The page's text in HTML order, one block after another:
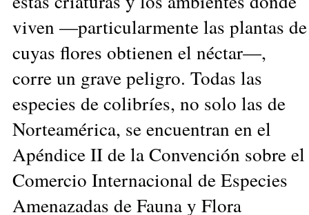
viven —particularmente las plantas de
cuyas flores obtienen el néctar—,
corre un grave peligro. Todas las
especies de colibríes, no solo las de
Norteamérica, se encuentran en el
Apéndice II de la Convención sobre el
Comercio Internacional de Especies
Amenazadas de Fauna y Flora